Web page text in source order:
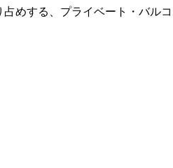
めする、プライベート・バル